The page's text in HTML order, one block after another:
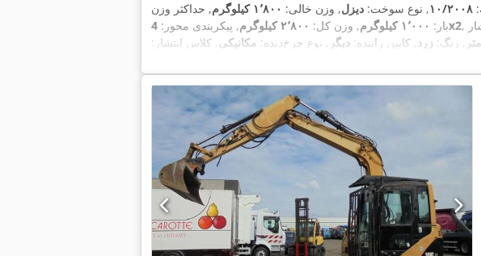
۱۰/۲۰۰۸, نوع سوخت: دیزل, وزن خالی: ۱٬۸۰۰ کیلوگرم
, حداکثر وزن
بار: ۱٬۰۰۰ کیلوگرم , وزن کل: ۲٬۸۰۰ کیلوگرم , پیکربندی محور: 4x2
, رنگ: زرد, کابین راننده: دیگر , نوع چرخ‌دنده: مکانیکی, کلاس انتشار:
, سال ساخت:۲۰۰۸, ارتفاع سازه:۱٬۹۹۰ میلی‌متر , تجهیزات:اِی‌بی‌اِس‎, برنامه پایداری الکترونیکی (ESP), رایانه‌ی روی برد, سیستم ایموبیلایزر,
قفل مرکزی, کنترل کشش,